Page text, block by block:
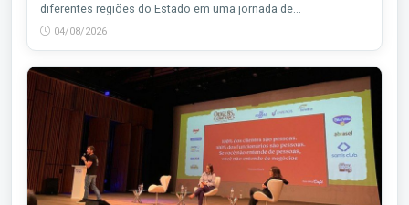
diferentes regiões do Estado em uma jornada de...
04/08/2026